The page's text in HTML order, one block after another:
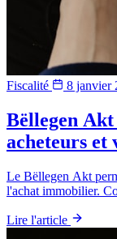
Fiscalité 8 janvier
Bëllegen
acheteurs et
Le Bëllegen Akt
l'achat immobilier.
Lire l'article